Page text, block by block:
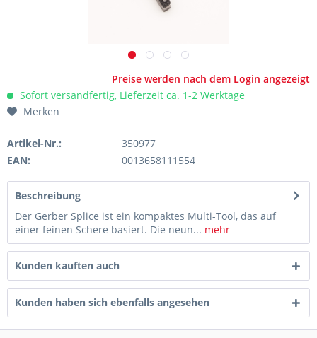
Preise werden nach dem Login angezeigt
Sofort versandfertig, Lieferzeit ca. 1-2 Werktage
Merken
Artikel-Nr.:
350977
EAN:
0013658111554
Beschreibung
Der Gerber Splice ist ein kompaktes Multi-Tool, das auf
einer feinen Schere basiert. Die neun... mehr
Kunden kauften auch
Kunden haben sich ebenfalls angesehen